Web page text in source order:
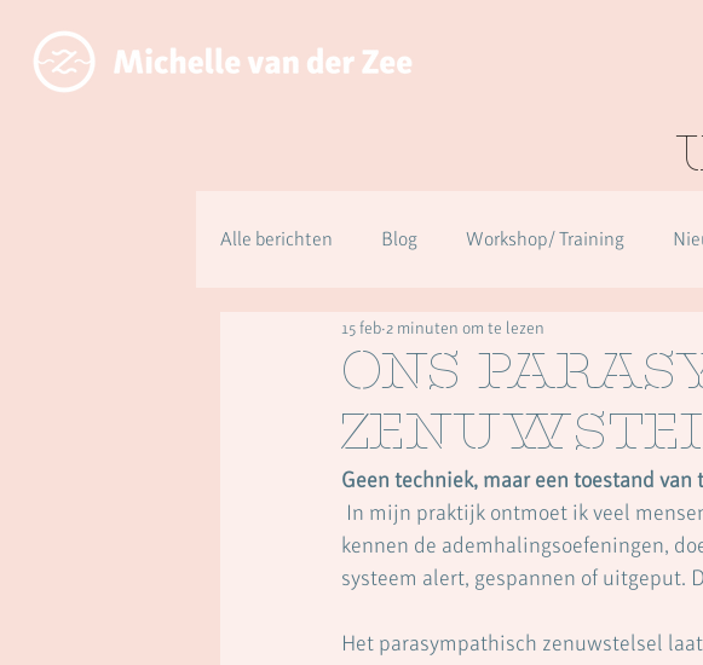
Alle berichten Blog Workshop/ Training
Over aanwezig zijn ipv functioneren
Ons
15 feb 2 minuten om te lezen
Geen techniek, maar een toestand van
In mijn praktijk ontmoet ik veel
kennen de ademhalingsoefeningen,
systeem alert, gespannen of uitgeput.
Het parasympathisch zenuwstelsel